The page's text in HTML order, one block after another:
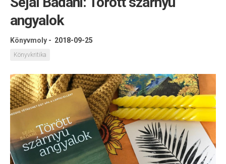
angyalok
Könyvmoly - 2018-09-25
Könyvkritika